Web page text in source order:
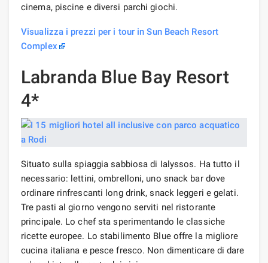
cinema, piscine e diversi parchi giochi.
Visualizza i prezzi per i tour in Sun Beach Resort
Complex
Labranda Blue Bay Resort
4*
Situato sulla spiaggia sabbiosa di Ialyssos. Ha tutto il
necessario: lettini, ombrelloni, uno snack bar dove
ordinare rinfrescanti long drink, snack leggeri e gelati.
Tre pasti al giorno vengono serviti nel ristorante
principale. Lo chef sta sperimentando le classiche
ricette europee. Lo stabilimento Blue offre la migliore
cucina italiana e pesce fresco. Non dimenticare di dare